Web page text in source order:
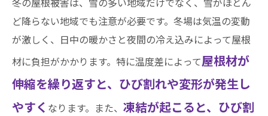
ど降らない地域でも注意が必要です。冬場は気温の変動
が激しく、日中の暖かさと夜間の冷え込みによって屋根
材に負担がかかります。特に温度差によって屋根材が
伸縮を繰り返すと、ひび割れや変形が発生し
やすく なります。また、 凍結が起こると、ひび割